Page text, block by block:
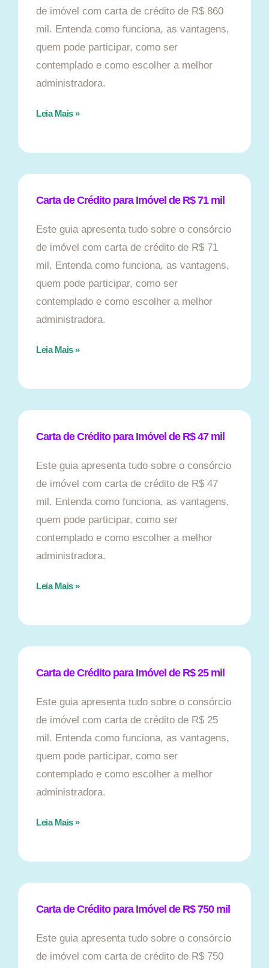
de imóvel com carta de crédito de R$ 860
mil. Entenda como funciona, as vantagens,
quem pode participar, como ser
contemplado e como escolher a melhor
administradora.
Leia Mais »
Carta de Crédito para Imóvel de R$ 71 mil
Este guia apresenta tudo sobre o consórcio
de imóvel com carta de crédito de R$ 71
mil. Entenda como funciona, as vantagens,
quem pode participar, como ser
contemplado e como escolher a melhor
administradora.
Leia Mais »
Carta de Crédito para Imóvel de R$ 47 mil
Este guia apresenta tudo sobre o consórcio
de imóvel com carta de crédito de R$ 47
mil. Entenda como funciona, as vantagens,
quem pode participar, como ser
contemplado e como escolher a melhor
administradora.
Leia Mais »
Carta de Crédito para Imóvel de R$ 25 mil
Este guia apresenta tudo sobre o consórcio
de imóvel com carta de crédito de R$ 25
mil. Entenda como funciona, as vantagens,
quem pode participar, como ser
contemplado e como escolher a melhor
administradora.
Leia Mais »
Carta de Crédito para Imóvel de R$ 750 mil
Este guia apresenta tudo sobre o consórcio
de imóvel com carta de crédito de R$ 750